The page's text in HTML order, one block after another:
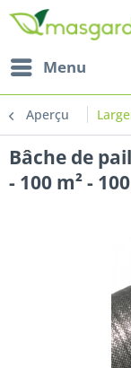
Menu
Aperçu
Bâche de
- 100 m² -